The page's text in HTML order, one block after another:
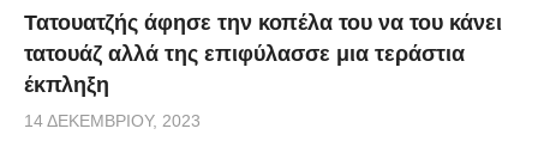
Τατουατζής άφησε την κοπέλα του να του κάνει
τατουάζ αλλά της επιφύλασσε μια τεράστια
έκπληξη
14 ΔΕΚΕΜΒΡΊΟΥ, 2023